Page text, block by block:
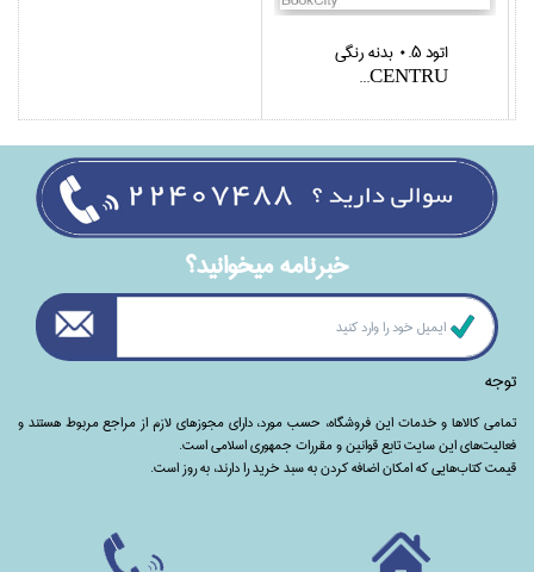
اتود 0.5 بدنه رنگي
CENTRU...
خبرنامه ميخوانيد؟
توجه
تمامی‌ کالاها و خدمات این فروشگاه، حسب مورد،‌ دارای مجوزهای لازم از مراجع مربوط هستند ‌و‌‌
فعالیت‌های این سایت تابع قوانین و مقررات جمهوری اسلامی است.
قیمت کتاب‌هایی که امکان اضافه کردن به سبد خرید را دارند،‌ به روز است.